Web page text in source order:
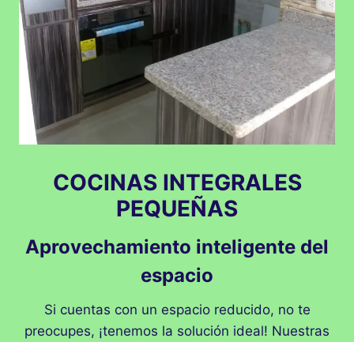
COCINAS INTEGRALES
PEQUEÑAS
Aprovechamiento inteligente del
espacio
Si cuentas con un espacio reducido, no te
preocupes, ¡tenemos la solución ideal! Nuestras